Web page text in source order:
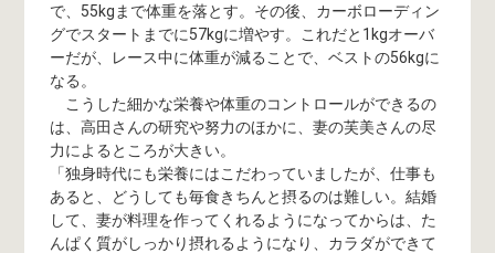
で、55kgまで体重を落とす。その後、カーボローディン
グでスタートまでに57kgに増やす。これだと1kgオーバ
ーだが、レース中に体重が減ることで、ベストの56kgに
なる。
こうした細かな栄養や体重のコントロールができるの
は、高田さんの研究や努力のほかに、妻の芙美さんの尽
力によるところが大きい。
「独身時代にも栄養にはこだわっていましたが、仕事も
あると、どうしても毎食きちんと摂るのは難しい。結婚
して、妻が料理を作ってくれるようになってからは、た
んぱく質がしっかり摂れるようになり、カラダができて